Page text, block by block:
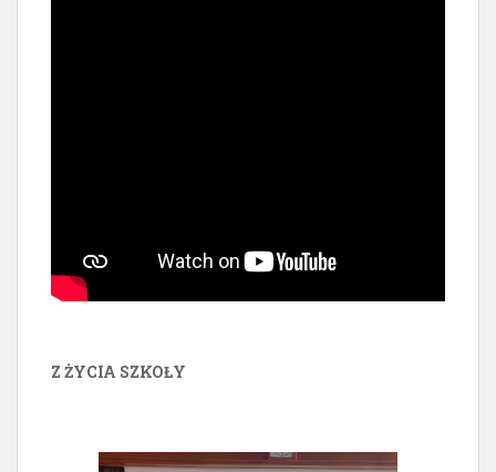
Z ŻYCIA SZKOŁY